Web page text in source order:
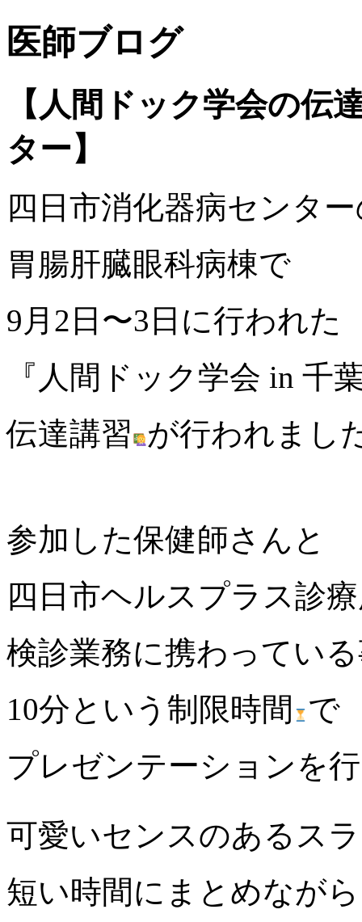
医師ブログ
【人間ドック学会の伝
ター】
四日市消化器病センタ
胃腸肝臓眼科病棟で
9月2日〜3日に行われた
『人間ドック学会 in 千
伝達講習 が行われまし
参加した保健師さんと
四日市ヘルスプラス診
検診業務に携わってい
10分という制限時間 で
プレゼンテーションを
可愛いセンスのあるス
短い時間にまとめなが